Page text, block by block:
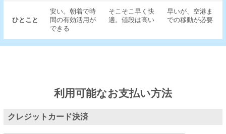
ひとこと
安い。朝着で時
間の有効活用が
できる
そこそこ早く快
適。値段は高い
早いが、空港ま
での移動が必要
利用可能なお支払い方法
クレジットカード決済